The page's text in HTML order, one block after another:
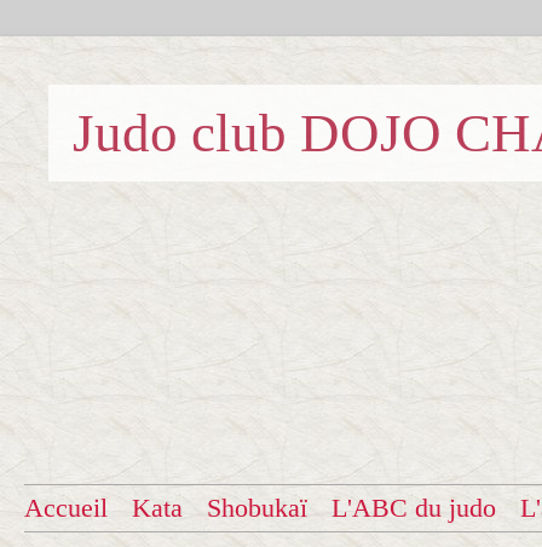
Judo club DOJO
Accueil Kata Shobukaï L'ABC du judo